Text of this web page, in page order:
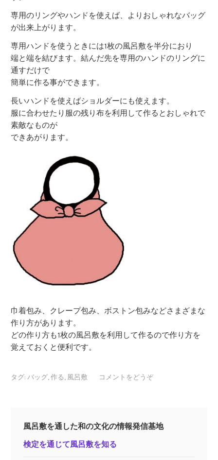
専用のリングやハンドを使えば、よりおしゃれなバッグ
が出来上がります。
専用ハンドを使うときには1枚の風呂敷を半分におり
端と端を結びます。結んだ先を専用のハンドのリングに
通すだけで
簡単に作る事ができます。
長いハンドを使えばショルダーにも使えます。
服に合わせたり服の残り布を利用して作るとおしゃれで
素敵なものが
できあがります。
巾着包み、クレープ包み、ボストン包みなどさまざまな
作り方があります。
どの作り方も1枚の風呂敷を利用して作るので作り方を
覚えておくと便利です。
タグ:バッグ,作る, 風呂敷 コメントをどうぞ
風呂敷を通した和の文化の情報発信基地
検定を通じて風呂敷を知る